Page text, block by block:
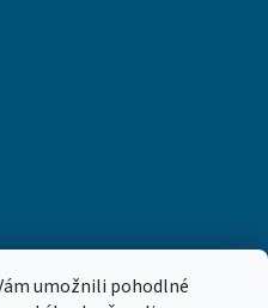
umožnili pohodlné